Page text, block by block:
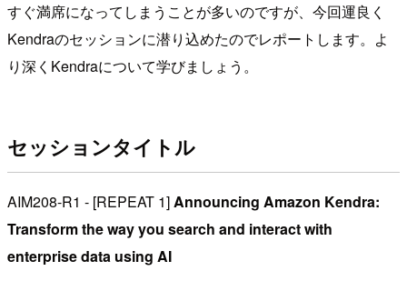
すぐ満席になってしまうことが多いのですが、今回運良く
Kendraのセッションに潜り込めたのでレポートします。よ
り深くKendraについて学びましょう。
セッションタイトル
AIM208-R1 - [REPEAT 1]Announcing Amazon Kendra:
Transform the way you search and interact with
enterprise data using AI